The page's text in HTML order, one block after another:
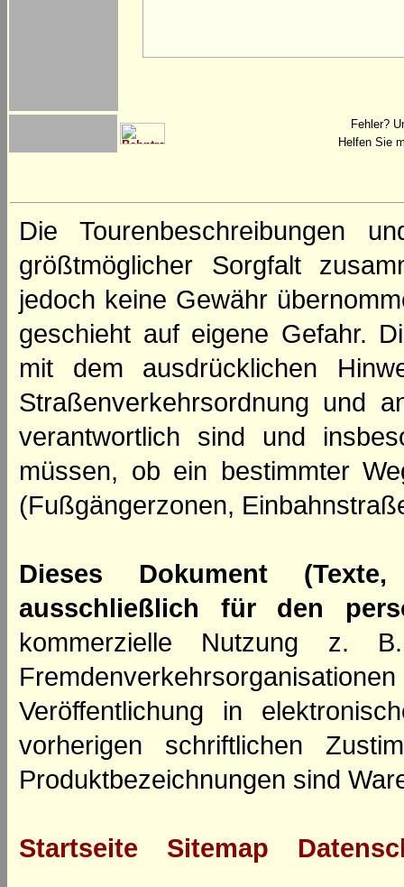
Fehler?
Helfen Sie
Die Tourenbeschreibungen
größtmöglicher Sorgfalt
jedoch keine Gewähr
geschieht auf eigene Gefahr.
mit dem ausdrücklichen
Straßenverkehrsordnung und
verantwortlich sind und
müssen, ob ein bestimmter
(Fußgängerzonen,
Dieses Dokument
ausschließlich für den
kommerzielle Nutzung z.
Veröffentlichung in
vorherigen schriftlichen
Produktbezeichnungen sind
Startseite Sitemap